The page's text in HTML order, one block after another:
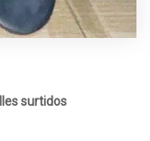
surtidos